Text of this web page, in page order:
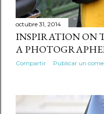
s
octubre 31, 2014
INSPIRATION ON
A
Compartir Publicar un